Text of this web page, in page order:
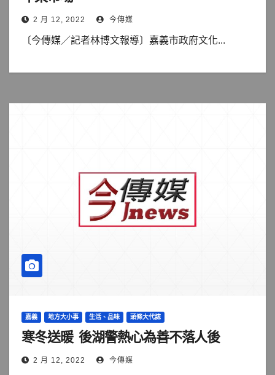
2 月 12, 2022 今傳媒
〔今傳媒／記者林博文報導〕嘉義市政府文化...
嘉義 地方大小事 生活、品味 頭條大代誌
寒冬送暖 後湖警熱心為善不落人後
2 月 12, 2022 今傳媒